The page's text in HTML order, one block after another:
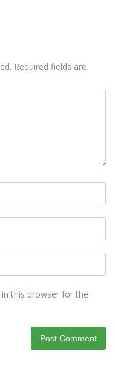
Required fields are
this browser for the